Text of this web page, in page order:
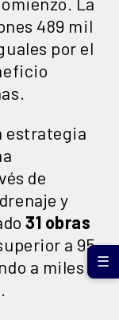
489 mil
por el
estrategia
de
y
31 obras
a 95
a miles
☰